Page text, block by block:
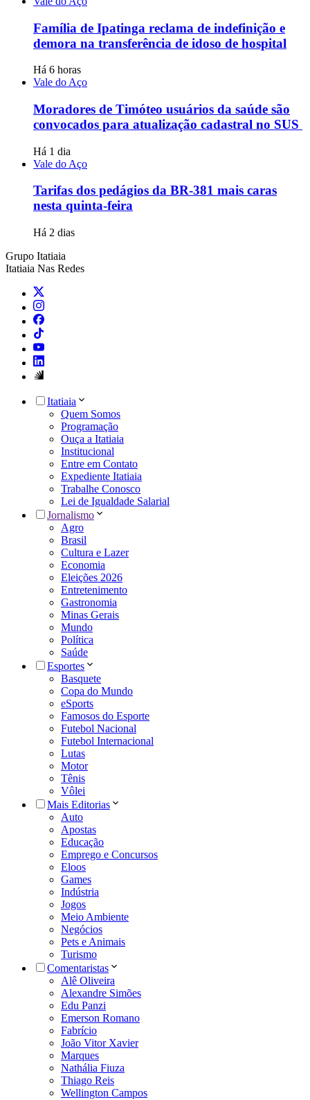
Família de Ipatinga reclama de indefinição e
demora na transferência de idoso de hospital
Há 6 horas
Vale do Aço
Moradores de Timóteo usuários da saúde são
convocados para atualização cadastral no SUS
Há 1 dia
Vale do Aço
Tarifas dos pedágios da BR-381 mais caras
nesta quinta-feira
Há 2 dias
Grupo Itatiaia
Itatiaia Nas Redes
Itatiaia
Quem Somos
Programação
Ouça a Itatiaia
Institucional
Entre em Contato
Expediente Itatiaia
Trabalhe Conosco
Lei de Igualdade Salarial
Jornalismo
Agro
Brasil
Cultura e Lazer
Economia
Eleições 2026
Entretenimento
Gastronomia
Minas Gerais
Mundo
Política
Saúde
Esportes
Basquete
Copa do Mundo
eSports
Famosos do Esporte
Futebol Nacional
Futebol Internacional
Lutas
Motor
Tênis
Vôlei
Mais Editorias
Auto
Apostas
Educação
Emprego e Concursos
Eloos
Games
Indústria
Jogos
Meio Ambiente
Negócios
Pets e Animais
Turismo
Comentaristas
Alê Oliveira
Alexandre Simões
Edu Panzi
Emerson Romano
Fabrício
João Vitor Xavier
Marques
Nathália Fiuza
Thiago Reis
Wellington Campos